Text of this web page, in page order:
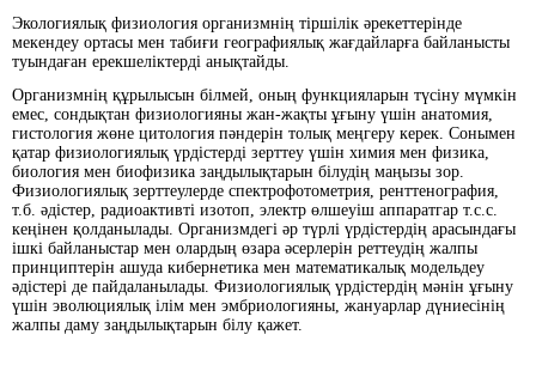
Экологиялық физиология организмнің тіршілік әрекеттерінде
мекендеу ортасы мен табиғи географиялық жағдайларға байланысты
туындаған ерекшеліктерді анықтайды.
Организмнің құрылысын білмей, оның функцияларын түсіну мүмкін
емес, сондықтан физиологияны жан-жақты ұғыну үшін анатомия,
гистология жөне цитология пәндерін толық меңгеру керек. Сонымен
қатар физиологиялық үрдістерді зерттеу үшін химия мен физика,
биология мен биофизика заңдылықтарын білудің маңызы зор.
Физиологиялық зерттеулерде спектрофотометрия, ренттенография,
т.б. әдістер, радиоактивті изотоп, электр өлшеуіш аппаратгар т.с.с.
кеңінен қолданылады. Организмдегі әр түрлі үрдістердің арасындағы
ішкі байланыстар мен олардың өзара әсерлерін реттеудің жалпы
принциптерін ашуда кибернетика мен математикалық модельдеу
әдістері де пайдаланылады. Физиологиялық үрдістердің мәнін ұғыну
үшін эволюциялық ілім мен эмбриологияны, жануарлар дүниесінің
жалпы даму заңдылықтарын білу қажет.